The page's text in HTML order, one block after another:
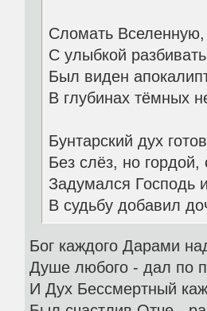
Сломать
С улыбкой
Был виден
В глубинах тёмных
Бунтарский дух
Без слёз, но
Задумался Господь
В судьбу добавил
Бог каждого Дарами
Душе любого - дал по
И Дух Бессмертный